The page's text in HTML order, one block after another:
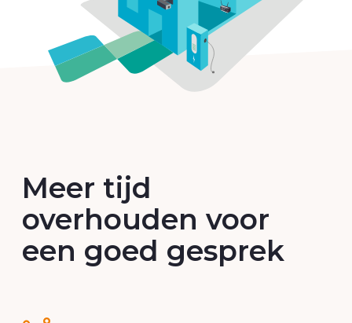
Meer tijd
overhouden voor
een goed gesprek